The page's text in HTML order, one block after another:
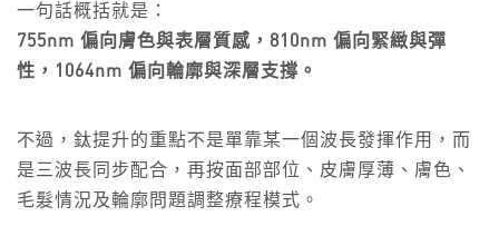
一句話概括就是：
755nm 偏向膚色與表層質感，810nm 偏向緊緻與彈
性，1064nm 偏向輪廓與深層支撐。
不過，鈦提升的重點不是單靠某一個波長發揮作用，而
是三波長同步配合，再按面部部位、皮膚厚薄、膚色、
毛髮情況及輪廓問題調整療程模式。